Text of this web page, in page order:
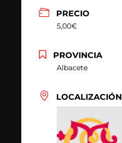
PRECIO
5,00€
PROVINCIA
Albacete
LOCALIZACIÓN